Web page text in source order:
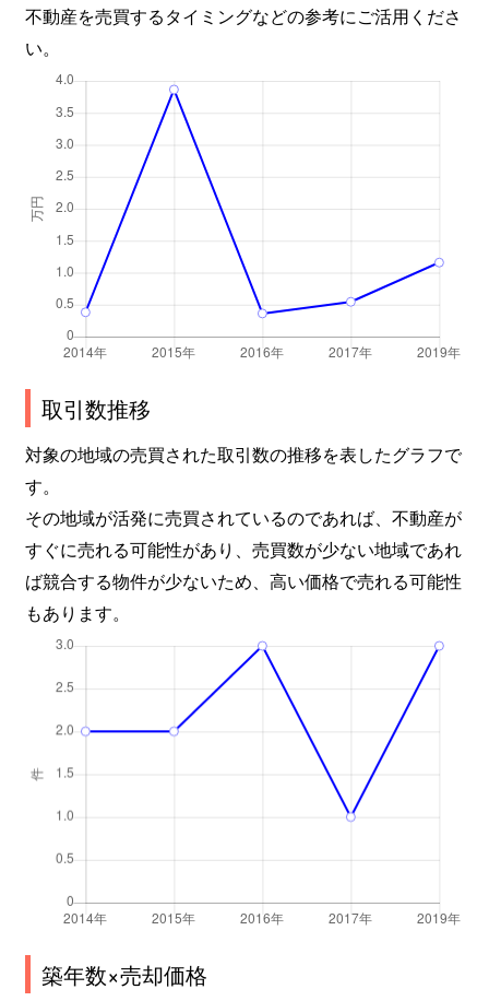
不動産を売買するタイミングなどの参考にご活用くださ
い。
取引数推移
対象の地域の売買された取引数の推移を表したグラフで
す。
その地域が活発に売買されているのであれば、不動産が
すぐに売れる可能性があり、売買数が少ない地域であれ
ば競合する物件が少ないため、高い価格で売れる可能性
もあります。
築年数×売却価格